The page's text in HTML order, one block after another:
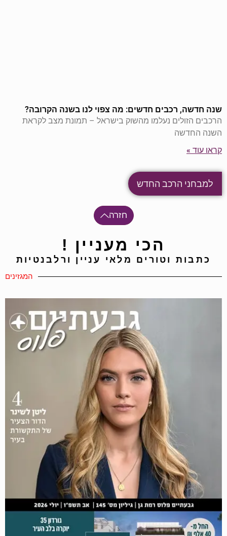
שנה חדשה, רכבים חדשים: מה צפוי לנו בשנה הקרובה?
הרכבים הזולים נעלמו מהשוק בישראל – תמונת מצב לקראת
השנה החדשה
קראו עוד »
למבחני הרכב החדש
חזרה
הכי מעניין !
כתבות וטורים מלאי עניין ורלבנטיות
המגזינים